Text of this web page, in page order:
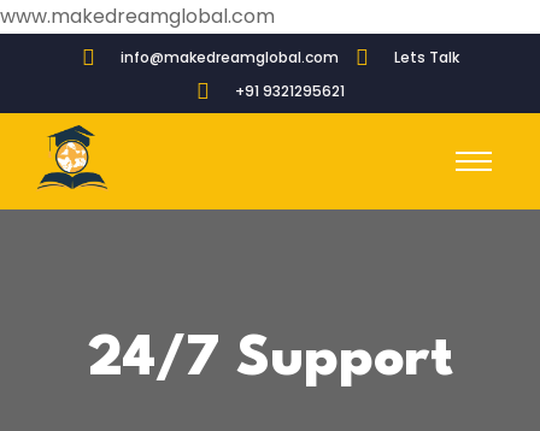
www.makedreamglobal.com
info@makedreamglobal.com
Lets Talk
+91 9321295621
24/7 Support